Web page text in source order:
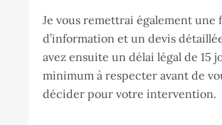
Je vous remettrai également une
d’information et un devis
avez ensuite un délai légal de 15
minimum à respecter avant de
décider pour votre intervention.